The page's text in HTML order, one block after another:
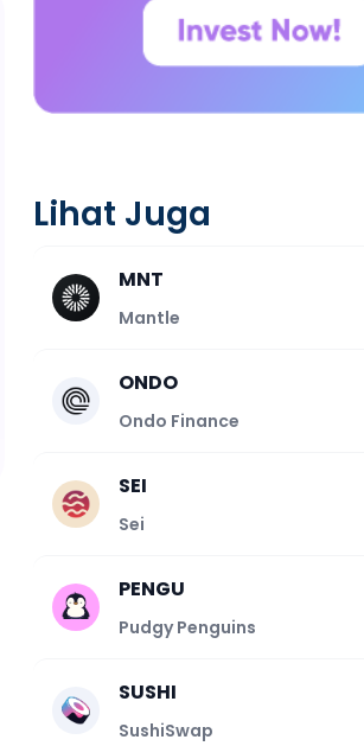
Lihat Juga
MNT
Mantle
ONDO
Ondo Finance
SEI
Sei
PENGU
Pudgy Penguins
SUSHI
SushiSwap